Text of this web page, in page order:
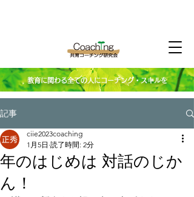
教育に関わる全ての人にコーチング・スキルを
記事
年のはじめは 対話のじか
ん！
ciie2023coaching
1月5日 読了時間: 2分